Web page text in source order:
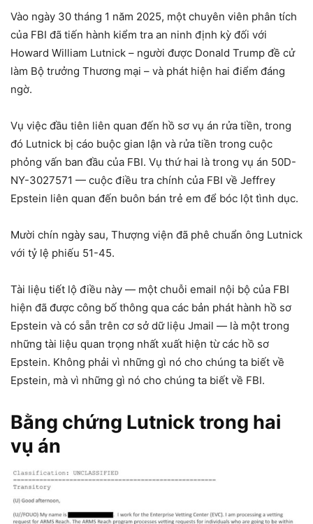
Vào ngày 30 tháng 1 năm 2025, một chuyên viên phân tích
của FBI đã tiến hành kiểm tra an ninh định kỳ đối với
Howard William Lutnick – người được Donald Trump đề cử
làm Bộ trưởng Thương mại – và phát hiện hai điểm đáng
ngờ.
Vụ việc đầu tiên liên quan đến hồ sơ vụ án rửa tiền, trong
đó Lutnick bị cáo buộc gian lận và rửa tiền trong cuộc
phỏng vấn ban đầu của FBI. Vụ thứ hai là trong vụ án 50D-
NY-3027571 — cuộc điều tra chính của FBI về Jeffrey
Epstein liên quan đến buôn bán trẻ em để bóc lột tình dục.
Mười chín ngày sau, Thượng viện đã phê chuẩn ông Lutnick
với tỷ lệ phiếu 51-45.
Tài liệu tiết lộ điều này — một chuỗi email nội bộ của FBI
hiện đã được công bố thông qua các bản phát hành hồ sơ
Epstein và có sẵn trên cơ sở dữ liệu Jmail — là một trong
những tài liệu quan trọng nhất xuất hiện từ các hồ sơ
Epstein. Không phải vì những gì nó cho chúng ta biết về
Epstein, mà vì những gì nó cho chúng ta biết về FBI.
Bằng chứng Lutnick trong hai
vụ án